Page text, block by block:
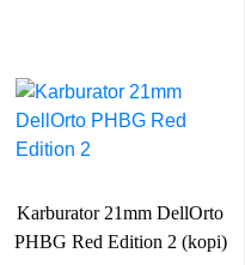
Karburator 21mm DellOrto
PHBG Red Edition 2 (kopi)